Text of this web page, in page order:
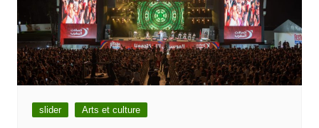
slider Arts et culture